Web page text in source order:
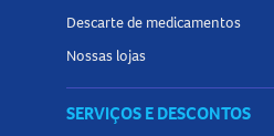
Descarte de medicamentos
Nossas lojas
SERVIÇOS E DESCONTOS